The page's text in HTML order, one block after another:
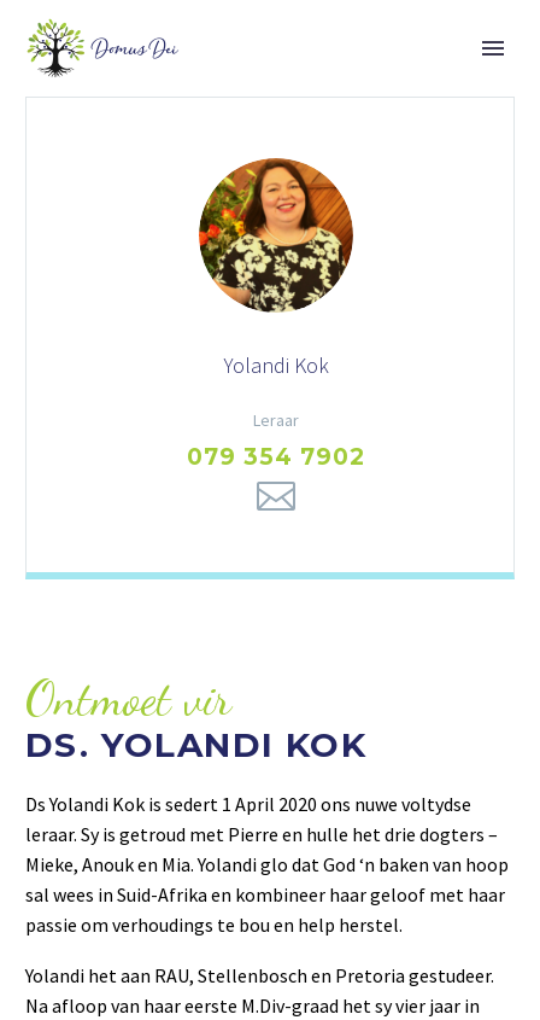
Yolandi Kok
Leraar
079 354 7902
Ontmoet vir
DS. YOLANDI KOK
Ds Yolandi Kok is sedert 1 April 2020 ons nuwe voltydse
leraar. Sy is getroud met Pierre en hulle het drie dogters –
Mieke, Anouk en Mia. Yolandi glo dat God ‘n baken van hoop
sal wees in Suid-Afrika en kombineer haar geloof met haar
passie om verhoudings te bou en help herstel.
Yolandi het aan RAU, Stellenbosch en Pretoria gestudeer.
Na afloop van haar eerste M.Div-graad het sy vier jaar in